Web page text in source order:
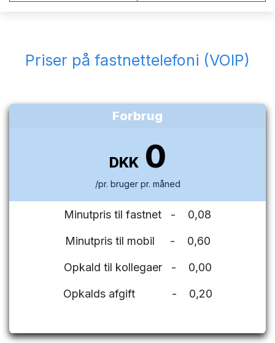
Priser på fastnettelefoni (VOIP)
Forbrug
DKK 0
/pr. bruger pr. måned
Minutpris til fastnet - 0,08
Minutpris til mobil - 0,60
Opkald til kollegaer - 0,00
Opkalds afgift - 0,20